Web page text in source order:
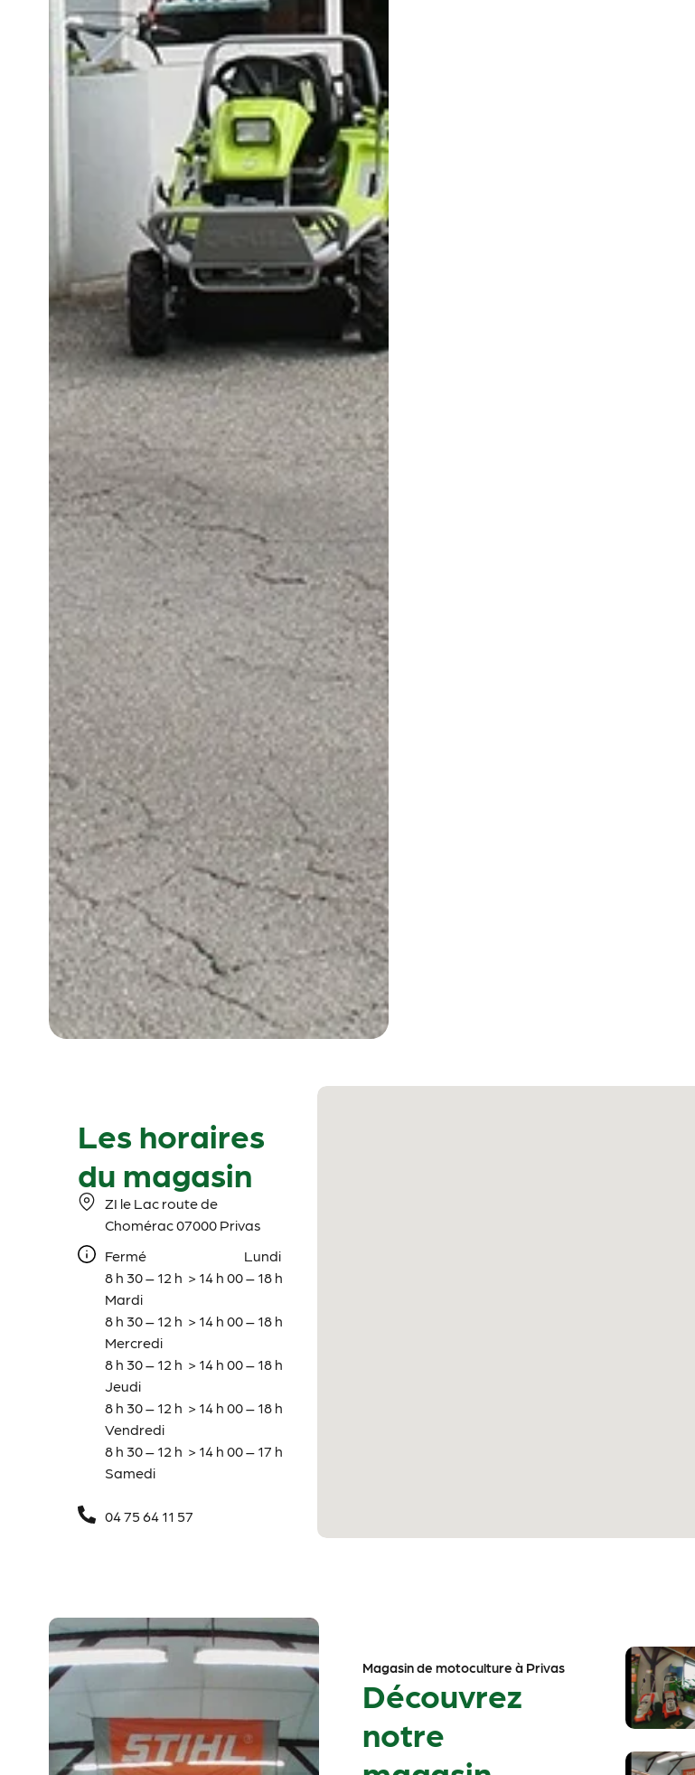
Les horaires
du magasin
ZI le Lac route de
Chomérac 07000 Privas
Fermé Lundi
8 h 30 – 12 h > 14 h 00 – 18 h
Mardi
8 h 30 – 12 h > 14 h 00 – 18 h
Mercredi
8 h 30 – 12 h > 14 h 00 – 18 h
Jeudi
8 h 30 – 12 h > 14 h 00 – 18 h
Vendredi
8 h 30 – 12 h > 14 h 00 – 17 h
Samedi
04 75 64 11 57
Magasin de motoculture à Privas
Découvrez
notre